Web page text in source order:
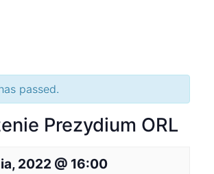
passed.
Prezydium ORL
2022 @ 16:00